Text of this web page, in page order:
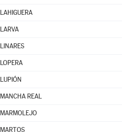
LAHIGUERA
LARVA
LINARES
LOPERA
LUPIÓN
MANCHA REAL
MARMOLEJO
MARTOS